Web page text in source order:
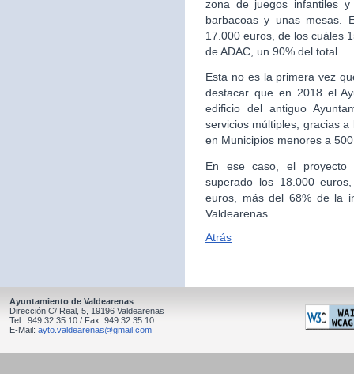
zona de juegos infantiles
barbacoas y unas mesas.
17.000 euros, de los cuáles
de ADAC, un 90% del total.
Esta no es la primera vez
destacar que en 2018 el
edificio del antiguo
servicios múltiples, gracias
en Municipios menores a
En ese caso, el
superado los 18.000
euros, más del 68% de la
Valdearenas.
Atrás
Ayuntamiento de Valdearenas
Dirección C/ Real, 5, 19196 Valdearenas
Tel.: 949 32 35 10 / Fax: 949 32 35 10
E-Mail: ayto.valdearenas@gmail.com